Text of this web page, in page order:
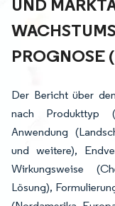
ND
ROGNOSE
Der Bericht über
nach Produkttyp
Anwendung
und weitere),
Wirkungsweise
Lösung),